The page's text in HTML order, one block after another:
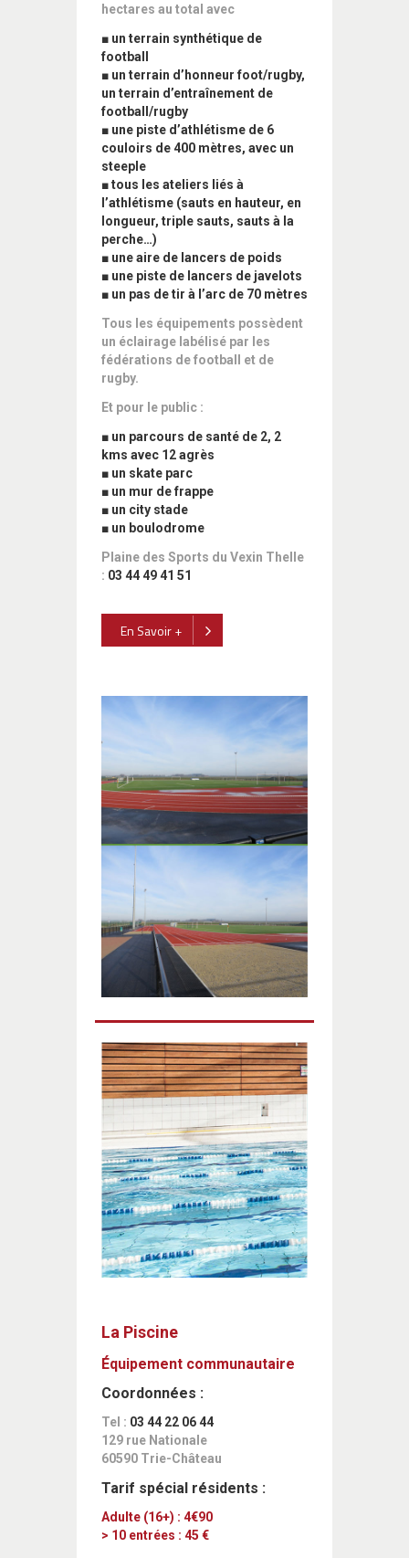
hectares au total avec
■ un terrain synthétique de
football
■ un terrain d’honneur foot/rugby,
un terrain d’entraînement de
football/rugby
■ une piste d’athlétisme de 6
couloirs de 400 mètres, avec un
steeple
■ tous les ateliers liés à
l’athlétisme (sauts en hauteur, en
longueur, triple sauts, sauts à la
perche…)
■ une aire de lancers de poids
■ une piste de lancers de javelots
■ un pas de tir à l’arc de 70 mètres
Tous les équipements possèdent
un éclairage labélisé par les
fédérations de football et de
rugby.
Et pour le public :
■ un parcours de santé de 2, 2
kms avec 12 agrès
■ un skate parc
■ un mur de frappe
■ un city stade
■ un boulodrome
Plaine des Sports du Vexin Thelle
: 03 44 49 41 51
En Savoir +
La Piscine
Équipement communautaire
Coordonnées :
Tel : 03 44 22 06 44
129 rue Nationale
60590 Trie-Château
Tarif spécial résidents :
Adulte(16+) : 4€90
> 10 entrées : 45 €